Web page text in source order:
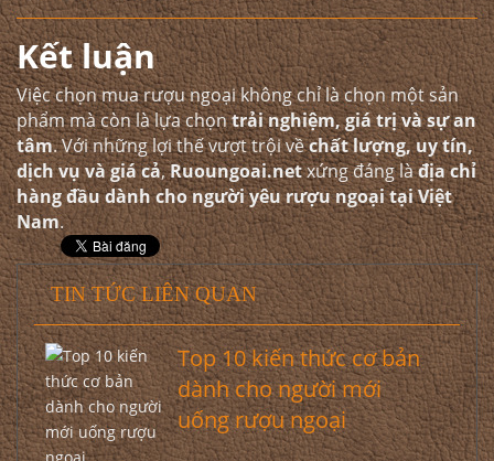
Kết luận
Việc chọn mua rượu ngoại không chỉ là chọn một sản
phẩm mà còn là lựa chọntrải nghiệm, giá trị và sự an
tâm. Với những lợi thế vượt trội vềchất lượng, uy tín,
dịch vụ và giá cả,Ruoungoai.netxứng đáng làđịa chỉ
hàng đầu dành cho người yêu rượu ngoại tại Việt
Nam.
TIN TỨC LIÊN QUAN
Top 10 kiến thức cơ bản
dành cho người mới
uống rượu ngoại